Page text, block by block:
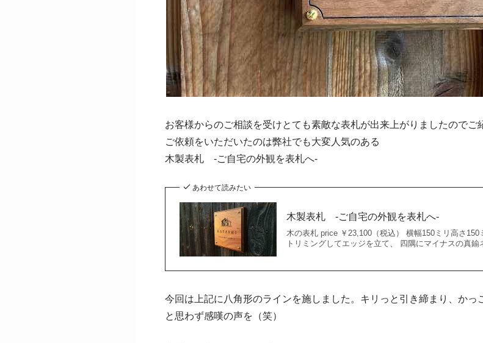
お客様からのご相談を受けとても素敵な表札が出来上がりましたのでご
ご依頼をいただいたのは弊社でも大変人気のある
木製表札 -ご自宅の外観を表札へ-
あわせて読みたい
木製表札 -ご自宅の外観を表札へ-
木の表札 price ￥23,100（税込） 横幅150ミリ高さ
トリミングしてエッジを立て、 四隅にマイナスの真鍮
今回は上記に八角形のラインを施しました。キリっと引き締まり、かっ
と思わず感嘆の声を（笑）